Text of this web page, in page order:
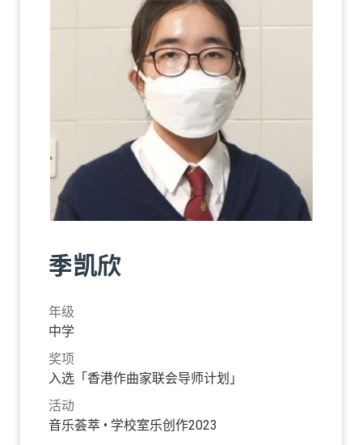
季凯欣
年级
中学
奖项
入选「香港作曲家联会导师计划」
活动
音乐荟萃 • 学校室乐创作2023